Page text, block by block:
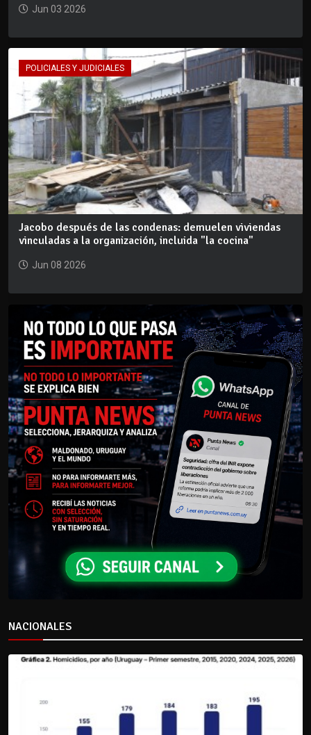
Jun 03 2026
POLICIALES Y JUDICIALES
Jacobo después de las condenas: demuelen viviendas
vinculadas a la organización, incluida "la cocina"
Jun 08 2026
NACIONALES